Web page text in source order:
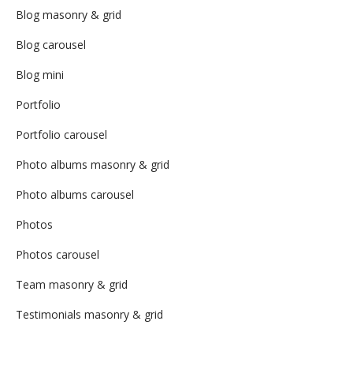
Blog masonry & grid
Blog carousel
Blog mini
Portfolio
Portfolio carousel
Photo albums masonry & grid
Photo albums carousel
Photos
Photos carousel
Team masonry & grid
Testimonials masonry & grid